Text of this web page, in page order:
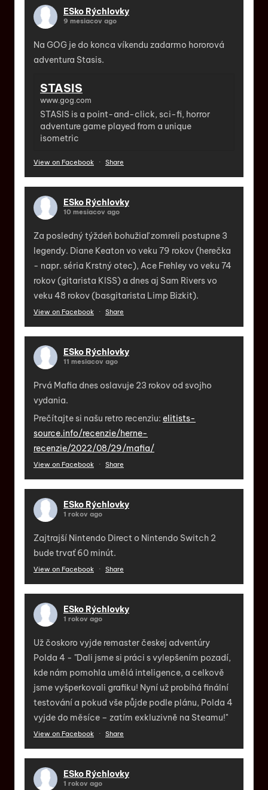
ESko Rýchlovky
9 mesiacov ago
Na GOG je do konca víkendu zadarmo hororová
adventura Stasis.
STASIS
www.gog.com
STASIS is a point-and-click, sci-fi, horror
adventure game played from a unique
isometric
View on Facebook · Share
ESko Rýchlovky
10 mesiacov ago
Za posledný týždeň bohužiaľ zomreli postupne 3
legendy. Diane Keaton vo veku 79 rokov (herečka
- napr. séria Krstný otec), Ace Frehley vo veku 74
rokov (gitarista KISS) a dnes aj Sam Rivers vo
veku 48 rokov (basgitarista Limp Bizkit).
View on Facebook · Share
ESko Rýchlovky
11 mesiacov ago
Prvá Mafia dnes oslavuje 23 rokov od svojho
vydania.
Prečítajte si našu retro recenziu: elitists-
source.info/recenzie/herne-
recenzie/2022/08/29/mafia/
View on Facebook · Share
ESko Rýchlovky
1 rokov ago
Zajtrajší Nintendo Direct o Nintendo Switch 2
bude trvať 60 minút.
View on Facebook · Share
ESko Rýchlovky
1 rokov ago
Už čoskoro vyjde remaster českej adventúry
Polda 4 - "Dali jsme si práci s vylepšením pozadí,
kde nám pomohla umělá inteligence, a celkově
jsme vyšperkovali grafiku! Nyní už probíhá finální
testování a pokud vše půjde podle plánu, Polda 4
vyjde do měsíce – zatím exkluzivně na Steamu!"
View on Facebook · Share
ESko Rýchlovky
1 rokov ago